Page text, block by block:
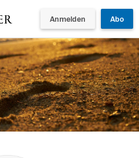
Anmelden Abo